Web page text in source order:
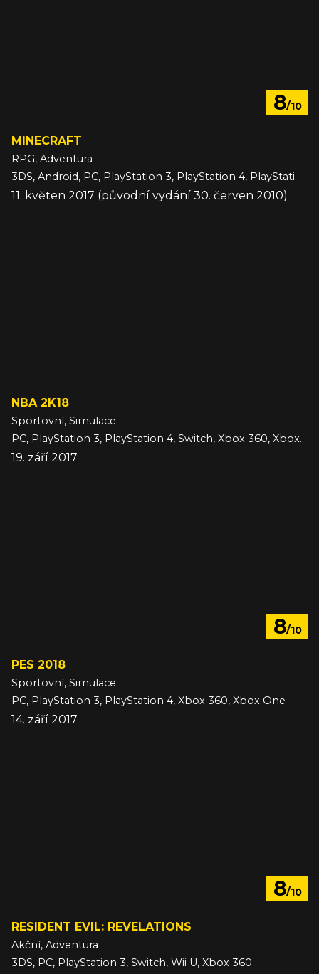
8/10
MINECRAFT
RPG, Adventura
3DS, Android, PC, PlayStation 3, PlayStation 4, PlayStation 5, Switch, Switch 2, VITA, Wii U, Xbox 360, Xbox One, Xbox Series, iOS
11. květen 2017 (původní vydání 30. červen 2010)
NBA 2K18
Sportovní, Simulace
PC, PlayStation 3, PlayStation 4, Switch, Xbox 360, Xbox One
19. září 2017
8/10
PES 2018
Sportovní, Simulace
PC, PlayStation 3, PlayStation 4, Xbox 360, Xbox One
14. září 2017
8/10
RESIDENT EVIL: REVELATIONS
Akční, Adventura
3DS, PC, PlayStation 3, Switch, Wii U, Xbox 360